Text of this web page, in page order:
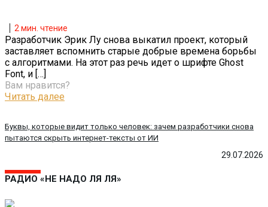
29.07.2026
Буквы, которые видит только человек: зачем разработчики снова
пытаются скрыть интернет-тексты от ИИ
2мин. чтение
Разработчик Эрик Лу снова выкатил проект, который
заставляет вспомнить старые добрые времена борьбы
с алгоритмами. На этот раз речь идет о шрифте Ghost
Font, и […]
Вам нравится?
Читать далее
РАДИО «НЕ НАДО ЛЯ ЛЯ»